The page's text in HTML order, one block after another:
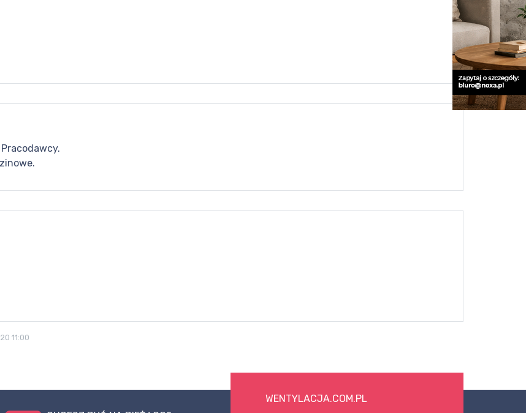
11:00
WENTYLACJA.COM.PL